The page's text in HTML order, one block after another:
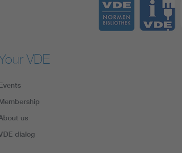
VDE
us
dialog